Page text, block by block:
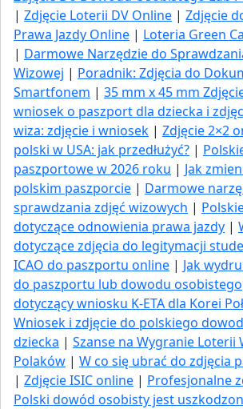
| Zdjęcie Loterii DV Online | Zdjęcie
Prawa Jazdy Online | Loteria Green
| Darmowe Narzędzie do
Wizowej | Poradnik: Zdjęcia do
Smartfonem | 35 mm x 45 mm
wniosek o paszport dla dziecka i
wiza: zdjęcie i wniosek | Zdjęcie 2×2
polski w USA: jak przedłużyć​? |
paszportowe w 2026 roku | Jak
polskim paszporcie | Darmowe
sprawdzania zdjęć wizowych |
dotyczące odnowienia prawa jazdy |
dotyczące zdjęcia do legitymacji
ICAO do paszportu online | Jak
do paszportu lub dowodu osobistego
dotyczący wniosku K-ETA dla Korei
Wniosek i zdjęcie do polskiego
dziecka | Szanse na Wygranie Loterii
Polaków | W co się ubrać do zdjęcia
| Zdjęcie ISIC online | Profesjonalne
Polski dowód osobisty jest